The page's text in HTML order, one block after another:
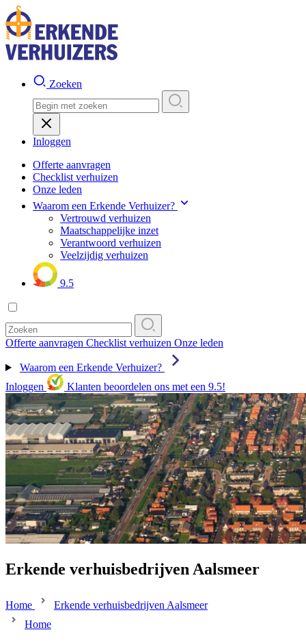
Zoeken
Inloggen
Offerte aanvragen
Checklist verhuizen
Onze leden
Waarom een Erkende Verhuizer?
Vertrouwd verhuizen
Maatschappelijke inzet
Verantwoord verhuizen
Veelzijdig verhuizen
9.5
Offerte aanvragen Checklist verhuizen Onze leden
Waarom een Erkende Verhuizer?
Inloggen
Klanten beoordelen ons met een 9.5!
Erkende verhuisbedrijven Aalsmeer
Home
Erkende verhuisbedrijven Aalsmeer
Home